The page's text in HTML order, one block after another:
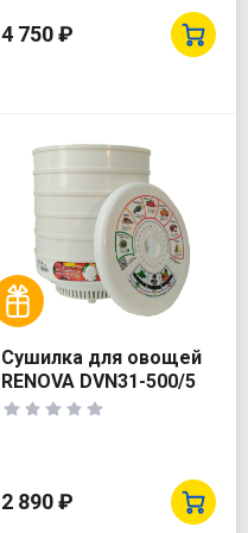
4 750 ₽
Сушилка для овощей
RENOVA DVN31-500/5
2 890 ₽